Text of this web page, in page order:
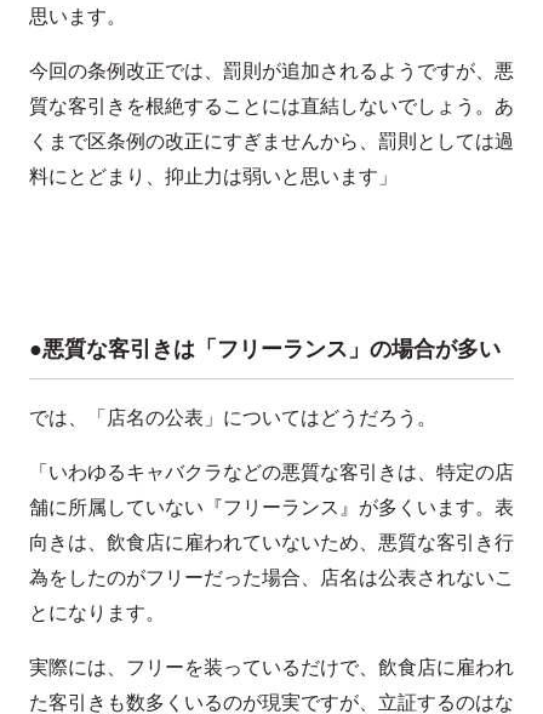
思います。
今回の条例改正では、罰則が追加されるようですが、悪
質な客引きを根絶することには直結しないでしょう。あ
くまで区条例の改正にすぎませんから、罰則としては過
料にとどまり、抑止力は弱いと思います」
●悪質な客引きは「フリーランス」の場合が多い
では、「店名の公表」についてはどうだろう。
「いわゆるキャバクラなどの悪質な客引きは、特定の店
舗に所属していない『フリーランス』が多くいます。表
向きは、飲食店に雇われていないため、悪質な客引き行
為をしたのがフリーだった場合、店名は公表されないこ
とになります。
実際には、フリーを装っているだけで、飲食店に雇われ
た客引きも数多くいるのが現実ですが、立証するのはな